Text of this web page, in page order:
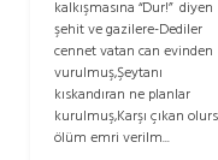
kalkışmasına “Dur!” diyen
şehit ve gazilere-Dediler
cennet vatan can evinden
vurulmuş,Şeytanı
kıskandıran ne planlar
kurulmuş,Karşı çıkan
ölüm emri verilm...